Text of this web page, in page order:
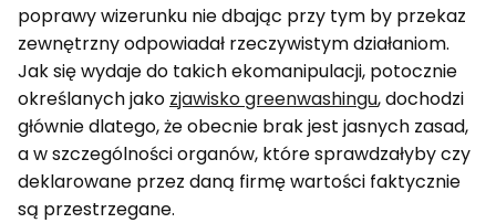
poprawy wizerunku nie dbając przy tym by przekaz
zewnętrzny odpowiadał rzeczywistym działaniom.
Jak się wydaje do takich ekomanipulacji, potocznie
określanych jako zjawisko greenwashingu, dochodzi
głównie dlatego, że obecnie brak jest jasnych zasad,
a w szczególności organów, które sprawdzałyby czy
deklarowane przez daną firmę wartości faktycznie
są przestrzegane.